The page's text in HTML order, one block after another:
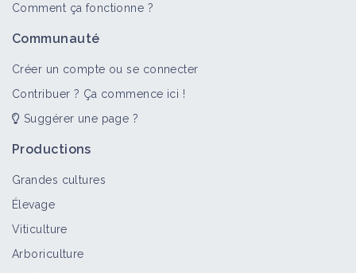
Comment ça fonctionne ?
Communauté
Créer un compte ou se connecter
Contribuer ? Ça commence ici !
Suggérer une page ?
Productions
Grandes cultures
Élevage
Viticulture
Arboriculture